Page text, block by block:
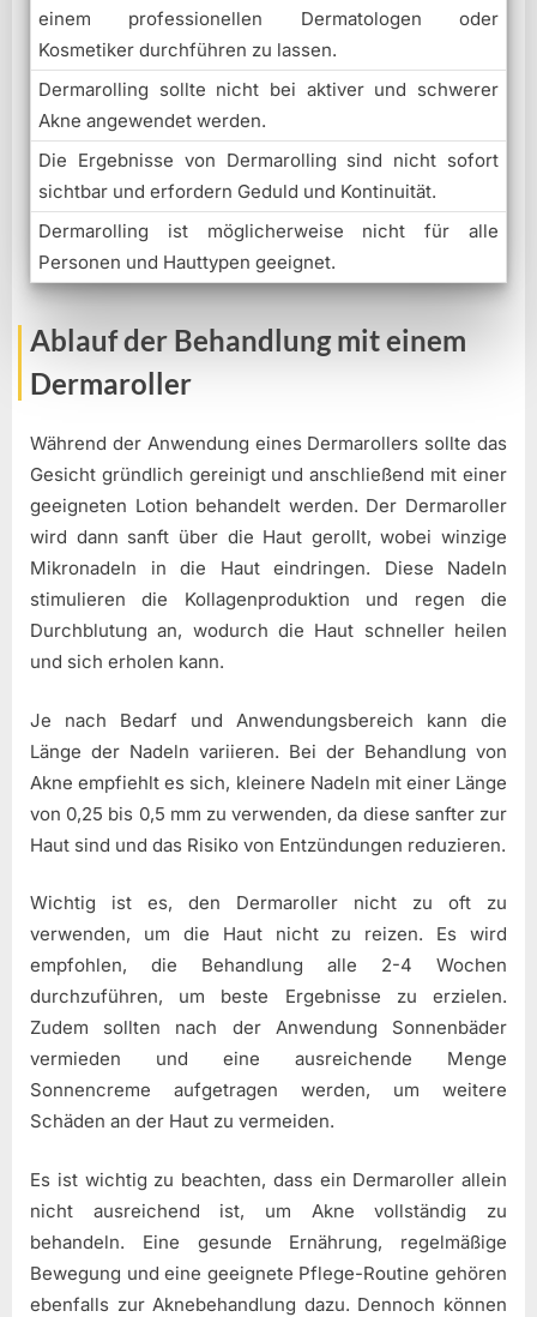
einem professionellen Dermatologen oder
Kosmetiker durchführen zu lassen.
Dermarolling sollte nicht bei aktiver und schwerer
Akne angewendet werden.
Die Ergebnisse von Dermarolling sind nicht sofort
sichtbar und erfordern Geduld und Kontinuität.
Dermarolling ist möglicherweise nicht für alle
Personen und Hauttypen geeignet.
Ablauf der Behandlung mit einem
Dermaroller
Während der Anwendung eines Dermarollers sollte das
Gesicht gründlich gereinigt und anschließend mit einer
geeigneten Lotion behandelt werden. Der Dermaroller
wird dann sanft über die Haut gerollt, wobei winzige
Mikronadeln in die Haut eindringen. Diese Nadeln
stimulieren die Kollagenproduktion und regen die
Durchblutung an, wodurch die Haut schneller heilen
und sich erholen kann.
Je nach Bedarf und Anwendungsbereich kann die
Länge der Nadeln variieren. Bei der Behandlung von
Akne empfiehlt es sich, kleinere Nadeln mit einer Länge
von 0,25 bis 0,5 mm zu verwenden, da diese sanfter zur
Haut sind und das Risiko von Entzündungen reduzieren.
Wichtig ist es, den Dermaroller nicht zu oft zu
verwenden, um die Haut nicht zu reizen. Es wird
empfohlen, die Behandlung alle 2-4 Wochen
durchzuführen, um beste Ergebnisse zu erzielen.
Zudem sollten nach der Anwendung Sonnenbäder
vermieden und eine ausreichende Menge
Sonnencreme aufgetragen werden, um weitere
Schäden an der Haut zu vermeiden.
Es ist wichtig zu beachten, dass ein Dermaroller allein
nicht ausreichend ist, um Akne vollständig zu
behandeln. Eine gesunde Ernährung, regelmäßige
Bewegung und eine geeignete Pflege-Routine gehören
ebenfalls zur Aknebehandlung dazu. Dennoch können